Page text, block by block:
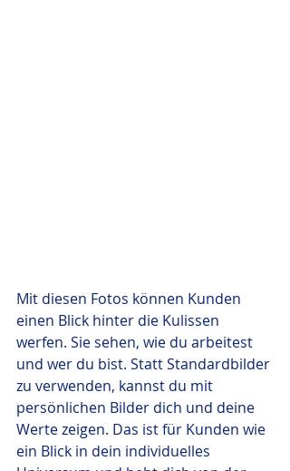
Mit diesen Fotos können Kunden
einen Blick hinter die Kulissen
werfen. Sie sehen, wie du arbeitest
und wer du bist. Statt Standardbilder
zu verwenden, kannst du mit
persönlichen Bilder dich und deine
Werte zeigen. Das ist für Kunden wie
ein Blick in dein individuelles